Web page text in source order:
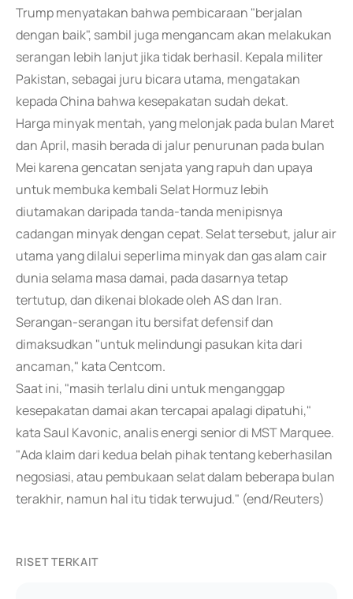
Trump menyatakan bahwa pembicaraan "berjalan
dengan baik", sambil juga mengancam akan melakukan
serangan lebih lanjut jika tidak berhasil. Kepala militer
Pakistan, sebagai juru bicara utama, mengatakan
kepada China bahwa kesepakatan sudah dekat.
Harga minyak mentah, yang melonjak pada bulan Maret
dan April, masih berada di jalur penurunan pada bulan
Mei karena gencatan senjata yang rapuh dan upaya
untuk membuka kembali Selat Hormuz lebih
diutamakan daripada tanda-tanda menipisnya
cadangan minyak dengan cepat. Selat tersebut, jalur air
utama yang dilalui seperlima minyak dan gas alam cair
dunia selama masa damai, pada dasarnya tetap
tertutup, dan dikenai blokade oleh AS dan Iran.
Serangan-serangan itu bersifat defensif dan
dimaksudkan "untuk melindungi pasukan kita dari
ancaman," kata Centcom.
Saat ini, "masih terlalu dini untuk menganggap
kesepakatan damai akan tercapai apalagi dipatuhi,"
kata Saul Kavonic, analis energi senior di MST Marquee.
"Ada klaim dari kedua belah pihak tentang keberhasilan
negosiasi, atau pembukaan selat dalam beberapa bulan
terakhir, namun hal itu tidak terwujud." (end/Reuters)
RISET TERKAIT